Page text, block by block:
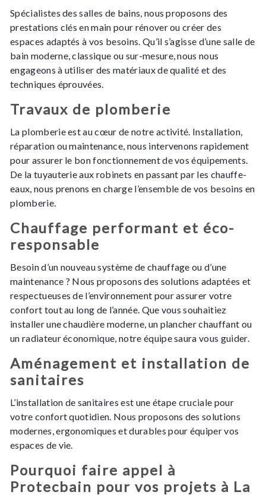
Spécialistes des salles de bains, nous proposons des
prestations clés en main pour rénover ou créer des
espaces adaptés à vos besoins. Qu’il s’agisse d’une salle de
bain moderne, classique ou sur-mesure, nous nous
engageons à utiliser des matériaux de qualité et des
techniques éprouvées.
Travaux de plomberie
La plomberie est au cœur de notre activité. Installation,
réparation ou maintenance, nous intervenons rapidement
pour assurer le bon fonctionnement de vos équipements.
De la tuyauterie aux robinets en passant par les chauffe-
eaux, nous prenons en charge l’ensemble de vos besoins en
plomberie.
Chauffage performant et éco-
responsable
Besoin d’un nouveau système de chauffage ou d’une
maintenance ? Nous proposons des solutions adaptées et
respectueuses de l’environnement pour assurer votre
confort tout au long de l’année. Que vous souhaitiez
installer une chaudière moderne, un plancher chauffant ou
un radiateur économique, notre équipe saura vous guider.
Aménagement et installation de
sanitaires
L’installation de sanitaires est une étape cruciale pour
votre confort quotidien. Nous proposons des solutions
modernes, ergonomiques et durables pour équiper vos
espaces de vie.
Pourquoi faire appel à
Protecbain pour vos projets à La